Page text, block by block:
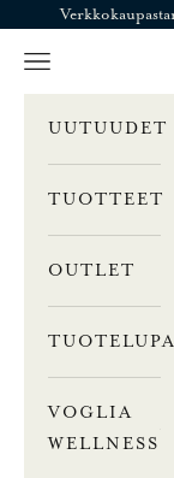
Siirry sisältöön
Valikko
UUTUUDET
TUOTTEET
OUTLET
VOGLIA
WELLNESS